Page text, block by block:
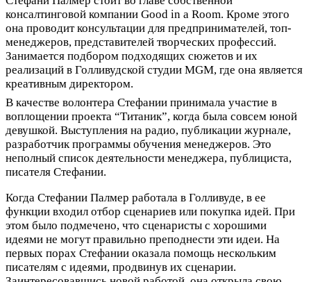
консалтинговой компании Good in a Room. Кроме этого
она проводит консультации для предпринимателей, топ-
менеджеров, представителей творческих профессий.
Занимается подбором подходящих сюжетов и их
реализаций в Голливудской студии MGM, где она является
креативным директором.
В качестве волонтера Стефании принимала участие в
воплощении проекта “Титаник”, когда была совсем юной
девушкой. Выступления на радио, публикации журнале,
разработчик программы обучения менеджеров. Это
неполный список деятельности менеджера, публициста,
писателя Стефании.
Когда Стефании Палмер работала в Голливуде, в ее
функции входил отбор сценариев или покупка идей. При
этом было подмечено, что сценаристы с хорошими
идеями не могут правильно преподнести эти идеи. На
первых порах Стефании оказала помощь нескольким
писателям с идеями, продвинув их сценарии.